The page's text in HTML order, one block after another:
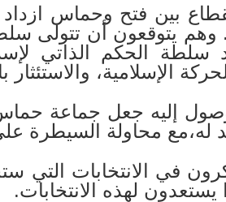
بين فتح وحماس
وهم يتوقعون أن تتولى
الحكم الذاتي
الإسلامية، والاستئثار
إليه جعل جماعة
له،مع محاولة السيطرة
في الانتخابات التي
لهذه الانتخابات.